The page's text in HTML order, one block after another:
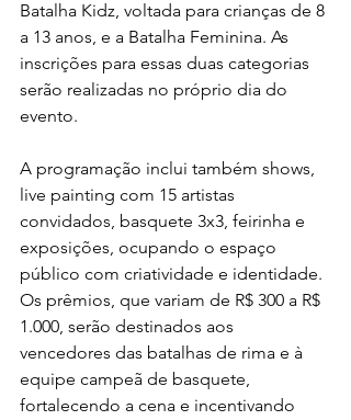
Batalha Kidz, voltada para crianças de 8
a 13 anos, e a Batalha Feminina. As
inscrições para essas duas categorias
serão realizadas no próprio dia do
evento.
A programação inclui também shows,
live painting com 15 artistas
convidados, basquete 3x3, feirinha e
exposições, ocupando o espaço
público com criatividade e identidade.
Os prêmios, que variam de R$ 300 a R$
1.000, serão destinados aos
vencedores das batalhas de rima e à
equipe campeã de basquete,
fortalecendo a cena e incentivando